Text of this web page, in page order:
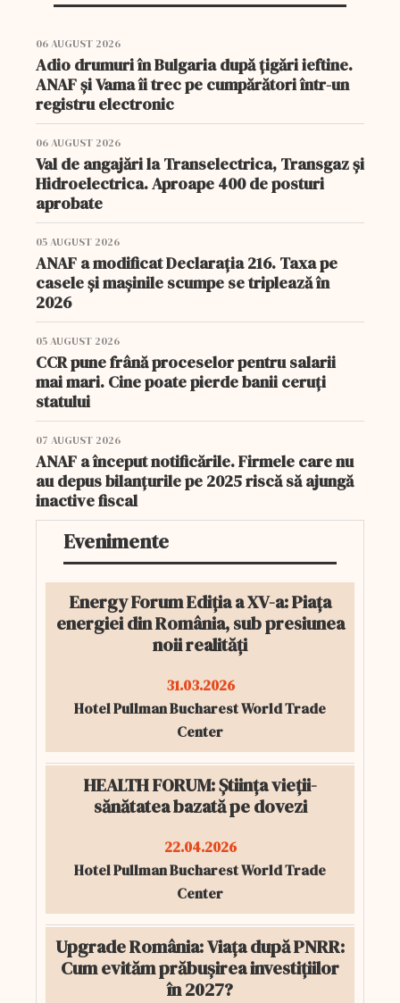
06 AUGUST 2026
Adio drumuri în Bulgaria după țigări ieftine.
ANAF și Vama îi trec pe cumpărători într-un
registru electronic
06 AUGUST 2026
Val de angajări la Transelectrica, Transgaz și
Hidroelectrica. Aproape 400 de posturi
aprobate
05 AUGUST 2026
ANAF a modificat Declarația 216. Taxa pe
casele și mașinile scumpe se triplează în
2026
05 AUGUST 2026
CCR pune frână proceselor pentru salarii
mai mari. Cine poate pierde banii ceruți
statului
07 AUGUST 2026
ANAF a început notificările. Firmele care nu
au depus bilanțurile pe 2025 riscă să ajungă
inactive fiscal
Evenimente
Energy Forum Ediția a XV-a: Piața
energiei din România, sub presiunea
noii realități
31.03.2026
Hotel Pullman Bucharest World Trade
Center
HEALTH FORUM: Știința vieții-
sănătatea bazată pe dovezi
22.04.2026
Hotel Pullman Bucharest World Trade
Center
Upgrade România: Viața după PNRR:
Cum evităm prăbușirea investițiilor
în 2027?